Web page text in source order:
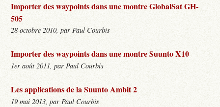
Importer des waypoints dans une montre GlobalSat GH-
505
28 octobre 2010, par Paul Courbis
Importer des waypoints dans une montre Suunto X10
1er août 2011, par Paul Courbis
Les applications de la Suunto Ambit 2
19 mai 2013, par Paul Courbis